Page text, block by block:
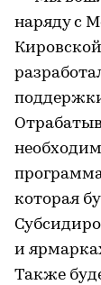
наряду с
которая
и
Также